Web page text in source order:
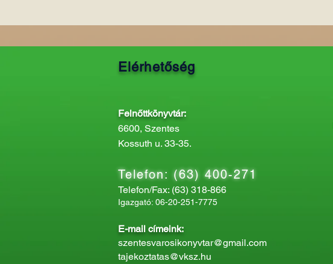
Elérhetőség
Felnőttkönyvtár:
6600, Szentes
Kossuth u. 33-35.
Telefon: (63) 400-271
Telefon/Fax: (63) 318-866
Igazgató: 06-20-251-7775
E-mail címeink:
szentesvarosikonyvtar@gmail.com
tajekoztatas@vksz.hu